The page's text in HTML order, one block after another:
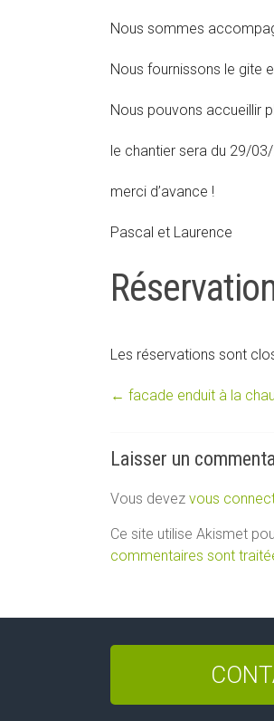
Nous sommes
Nous fournissons le gite
Nous pouvons accueillir
le chantier sera du 29/
merci d’avance !
Pascal et Laurence
Les réservations sont
← facade enduit à la
Laisser un
Vous devez vous
Ce site utilise Akismet
commentaires sont